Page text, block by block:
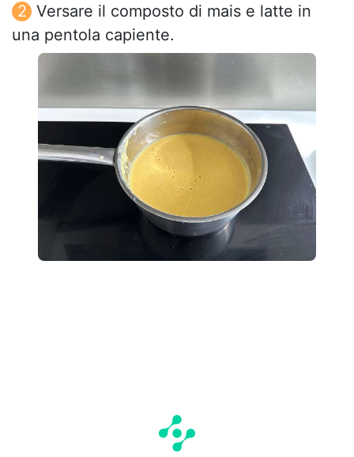
Versare il composto di mais e latte in
una pentola capiente.